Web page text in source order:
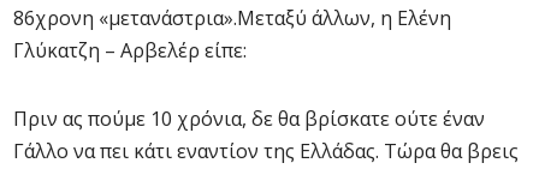
86χρονη «μετανάστρια».Μεταξύ άλλων, η Ελένη
Γλύκατζη – Αρβελέρ είπε:
Πριν ας πούμε 10 χρόνια, δε θα βρίσκατε ούτε έναν
Γάλλο να πει κάτι εναντίον της Ελλάδας. Τώρα θα βρεις